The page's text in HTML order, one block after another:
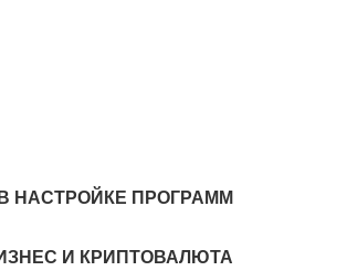
НАСТРОЙКЕ ПРОГРАММ
И КРИПТОВАЛЮТА